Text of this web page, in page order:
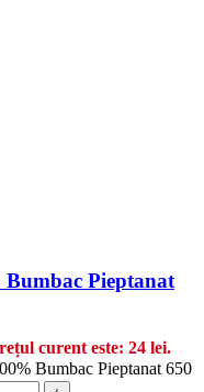
Pieptanat
curent este: 24 lei.
Bumbac Pieptanat 650